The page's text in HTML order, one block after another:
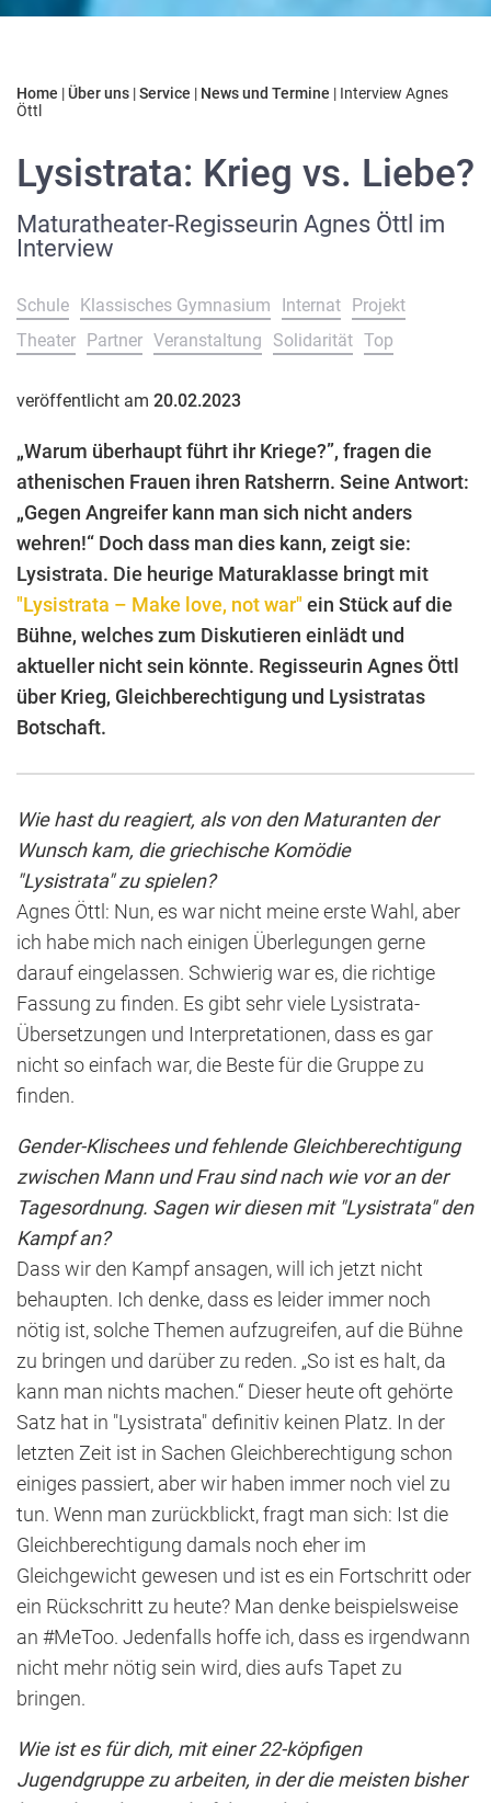
Home |Über uns |Service | News und Termine | Interview Agnes
Öttl
Lysistrata: Krieg vs. Liebe?
Maturatheater-Regisseurin Agnes Öttl im
Interview
Schule Klassisches Gymnasium Internat Projekt
Theater Partner Veranstaltung Solidarität Top
veröffentlicht am 20.02.2023
„Warum überhaupt führt ihr Kriege?”, fragen die
athenischen Frauen ihren Ratsherrn. Seine Antwort:
„Gegen Angreifer kann man sich nicht anders
wehren!“ Doch dass man dies kann, zeigt sie:
Lysistrata. Die heurige Maturaklasse bringt mit
"Lysistrata – Make love, not war" ein Stück auf die
Bühne, welches zum Diskutieren einlädt und
aktueller nicht sein könnte. Regisseurin Agnes Öttl
über Krieg, Gleichberechtigung und Lysistratas
Botschaft.
Wie hast du reagiert, als von den Maturanten der
Wunsch kam, die griechische Komödie
"Lysistrata" zu spielen?
Agnes Öttl: Nun, es war nicht meine erste Wahl, aber
ich habe mich nach einigen Überlegungen gerne
darauf eingelassen. Schwierig war es, die richtige
Fassung zu finden. Es gibt sehr viele Lysistrata-
Übersetzungen und Interpretationen, dass es gar
nicht so einfach war, die Beste für die Gruppe zu
finden.
Gender-Klischees und fehlende Gleichberechtigung
zwischen Mann und Frau sind nach wie vor an der
Tagesordnung. Sagen wir diesen mit "Lysistrata" den
Kampf an?
Dass wir den Kampf ansagen, will ich jetzt nicht
behaupten. Ich denke, dass es leider immer noch
nötig ist, solche Themen aufzugreifen, auf die Bühne
zu bringen und darüber zu reden. „So ist es halt, da
kann man nichts machen.“ Dieser heute oft gehörte
Satz hat in "Lysistrata" definitiv keinen Platz. In der
letzten Zeit ist in Sachen Gleichberechtigung schon
einiges passiert, aber wir haben immer noch viel zu
tun. Wenn man zurückblickt, fragt man sich: Ist die
Gleichberechtigung damals noch eher im
Gleichgewicht gewesen und ist es ein Fortschritt oder
ein Rückschritt zu heute? Man denke beispielsweise
an #MeToo. Jedenfalls hoffe ich, dass es irgendwann
nicht mehr nötig sein wird, dies aufs Tapet zu
bringen.
Wie ist es für dich, mit einer 22-köpfigen
Jugendgruppe zu arbeiten, in der die meisten bisher